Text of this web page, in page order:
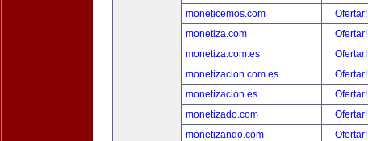
moneticemos.com
Ofertar!
monetiza.com
Ofertar!
monetiza.com.es
Ofertar!
monetizacion.com.es
Ofertar!
monetizacion.es
Ofertar!
monetizado.com
Ofertar!
monetizando.com
Ofertar!